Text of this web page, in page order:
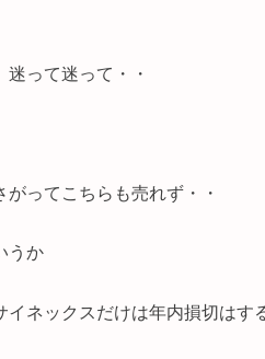
って迷って・・
ってこちらも売れず・・
うか
ネックスだけは年内損切はす